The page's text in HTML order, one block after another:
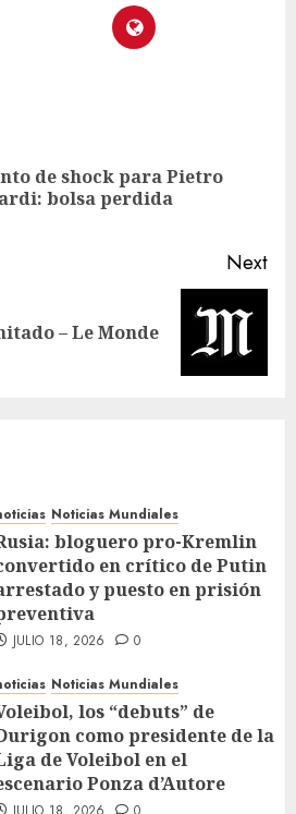
de shock para Pietro
bolsa perdida
Next
– Le Monde
Noticias Mundiales
bloguero pro-Kremlin
en crítico de Putin
y puesto en prisión
JULIO 18, 2026 0
Noticias Mundiales
los “debuts” de
como presidente de la
de Voleibol en el
Ponza d’Autore